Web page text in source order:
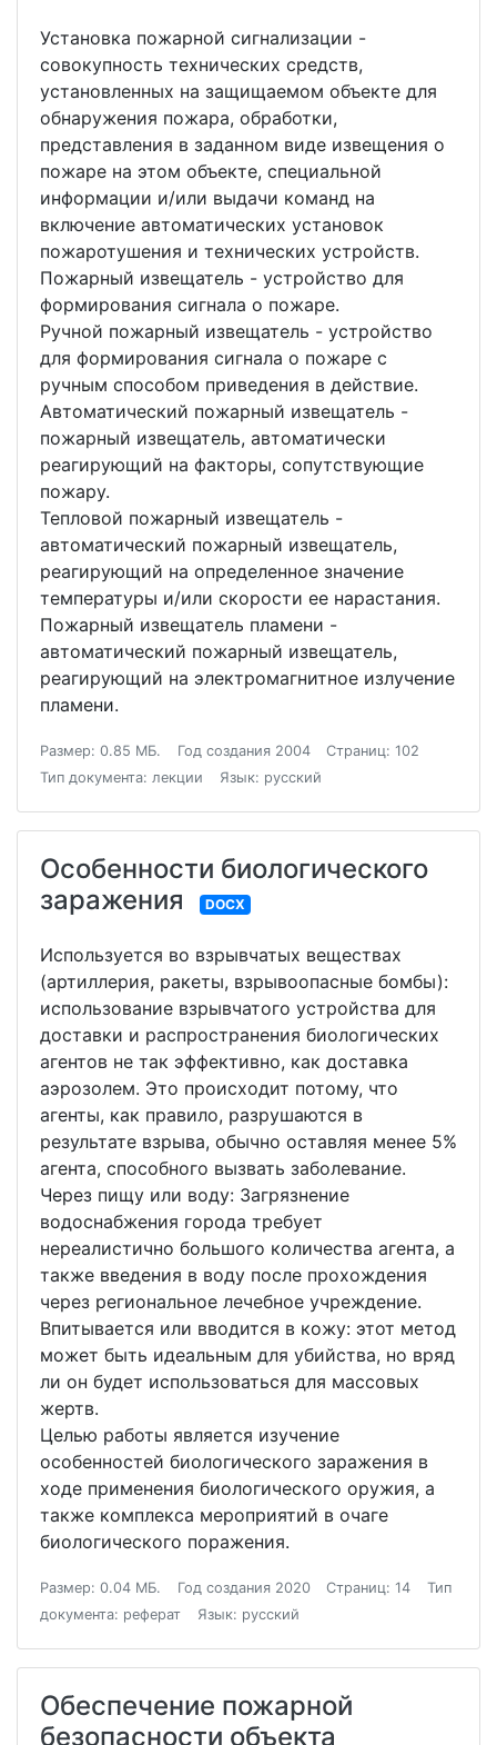
Установка пожарной сигнализации -
совокупность технических средств,
установленных на защищаемом объекте для
обнаружения пожара, обработки,
представления в заданном виде извещения о
пожаре на этом объекте, специальной
информации и/или выдачи команд на
включение автоматических установок
пожаротушения и технических устройств.
Пожарный извещатель - устройство для
формирования сигнала о пожаре.
Ручной пожарный извещатель - устройство
для формирования сигнала о пожаре с
ручным способом приведения в действие.
Автоматический пожарный извещатель -
пожарный извещатель, автоматически
реагирующий на факторы, сопутствующие
пожару.
Тепловой пожарный извещатель -
автоматический пожарный извещатель,
реагирующий на определенное значение
температуры и/или скорости ее нарастания.
Пожарный извещатель пламени -
автоматический пожарный извещатель,
реагирующий на электромагнитное излучение
пламени.
Размер: 0.85 МБ. Год создания 2004
Страниц: 102
Тип документа: лекции
Язык: русский
Особенности биологического
заражения
DOCX
Используется во взрывчатых веществах
(артиллерия, ракеты, взрывоопасные бомбы):
использование взрывчатого устройства для
доставки и распространения биологических
агентов не так эффективно, как доставка
аэрозолем. Это происходит потому, что
агенты, как правило, разрушаются в
результате взрыва, обычно оставляя менее 5%
агента, способного вызвать заболевание.
Через пищу или воду: Загрязнение
водоснабжения города требует
нереалистично большого количества агента, а
также введения в воду после прохождения
через региональное лечебное учреждение.
Впитывается или вводится в кожу: этот метод
может быть идеальным для убийства, но вряд
ли он будет использоваться для массовых
жертв.
Целью работы является изучение
особенностей биологического заражения в
ходе применения биологического оружия, а
также комплекса мероприятий в очаге
биологического поражения.
Размер: 0.04 МБ. Год создания 2020 Страниц: 14
Тип
документа: реферат
Язык: русский
Обеспечение пожарной
безопасности объекта